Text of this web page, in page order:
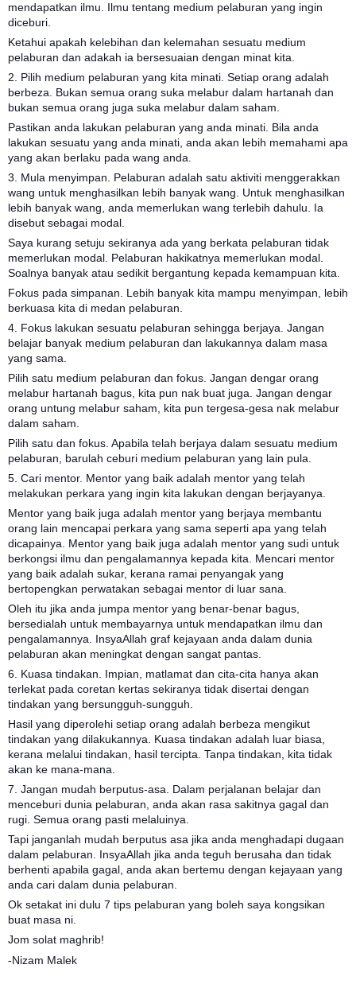
mendapatkan ilmu. Ilmu tentang medium pelaburan yang ingin
diceburi.
Ketahui apakah kelebihan dan kelemahan sesuatu medium
pelaburan dan adakah ia bersesuaian dengan minat kita.
2. Pilih medium pelaburan yang kita minati. Setiap orang adalah
berbeza. Bukan semua orang suka melabur dalam hartanah dan
bukan semua orang juga suka melabur dalam saham.
Pastikan anda lakukan pelaburan yang anda minati. Bila anda
lakukan sesuatu yang anda minati, anda akan lebih memahami apa
yang akan berlaku pada wang anda.
3. Mula menyimpan. Pelaburan adalah satu aktiviti menggerakkan
wang untuk menghasilkan lebih banyak wang. Untuk menghasilkan
lebih banyak wang, anda memerlukan wang terlebih dahulu. Ia
disebut sebagai modal.
Saya kurang setuju sekiranya ada yang berkata pelaburan tidak
memerlukan modal. Pelaburan hakikatnya memerlukan modal.
Soalnya banyak atau sedikit bergantung kepada kemampuan kita.
Fokus pada simpanan. Lebih banyak kita mampu menyimpan, lebih
berkuasa kita di medan pelaburan.
4. Fokus lakukan sesuatu pelaburan sehingga berjaya. Jangan
belajar banyak medium pelaburan dan lakukannya dalam masa
yang sama.
Pilih satu medium pelaburan dan fokus. Jangan dengar orang
melabur hartanah bagus, kita pun nak buat juga. Jangan dengar
orang untung melabur saham, kita pun tergesa-gesa nak melabur
dalam saham.
Pilih satu dan fokus. Apabila telah berjaya dalam sesuatu medium
pelaburan, barulah ceburi medium pelaburan yang lain pula.
5. Cari mentor. Mentor yang baik adalah mentor yang telah
melakukan perkara yang ingin kita lakukan dengan berjayanya.
Mentor yang baik juga adalah mentor yang berjaya membantu
orang lain mencapai perkara yang sama seperti apa yang telah
dicapainya. Mentor yang baik juga adalah mentor yang sudi untuk
berkongsi ilmu dan pengalamannya kepada kita. Mencari mentor
yang baik adalah sukar, kerana ramai penyangak yang
bertopengkan perwatakan sebagai mentor di luar sana.
Oleh itu jika anda jumpa mentor yang benar-benar bagus,
bersedialah untuk membayarnya untuk mendapatkan ilmu dan
pengalamannya. InsyaAllah graf kejayaan anda dalam dunia
pelaburan akan meningkat dengan sangat pantas.
6. Kuasa tindakan. Impian, matlamat dan cita-cita hanya akan
terlekat pada coretan kertas sekiranya tidak disertai dengan
tindakan yang bersungguh-sungguh.
Hasil yang diperolehi setiap orang adalah berbeza mengikut
tindakan yang dilakukannya. Kuasa tindakan adalah luar biasa,
kerana melalui tindakan, hasil tercipta. Tanpa tindakan, kita tidak
akan ke mana-mana.
7. Jangan mudah berputus-asa. Dalam perjalanan belajar dan
menceburi dunia pelaburan, anda akan rasa sakitnya gagal dan
rugi. Semua orang pasti melaluinya.
Tapi janganlah mudah berputus asa jika anda menghadapi dugaan
dalam pelaburan. InsyaAllah jika anda teguh berusaha dan tidak
berhenti apabila gagal, anda akan bertemu dengan kejayaan yang
anda cari dalam dunia pelaburan.
Ok setakat ini dulu 7 tips pelaburan yang boleh saya kongsikan
buat masa ni.
Jom solat maghrib!
-Nizam Malek